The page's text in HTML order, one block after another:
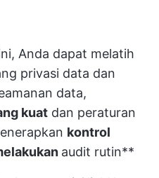
Anda dapat melatih
privasi data dan
data,
kuat dan peraturan
kontrol
audit rutin**